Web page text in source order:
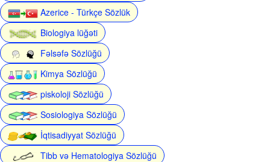
Azerice - Türkçe Sözlük
Biologiya lüğəti
Fəlsəfə Sözlüğü
Kimya Sözlüğü
piskoloji Sözlüğü
Sosiologiya Sözlüğü
İqtisadiyyat Sözlüğü
Tibb və Hematologiya Sözlüğü